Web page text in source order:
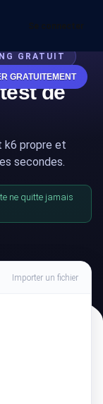
Se connecter
GRATUITEMENT
GRATUIT
de
k6 propre et
secondes.
ne quitte jamais
Importer un fichier